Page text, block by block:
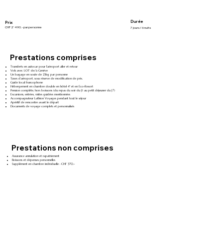
Prestations non comprises
Assurance annulation et rapatriement
Boissons et dépenses personnelles
Supplément en chambre individuelle : CHF 370.-
Prestations comprises
Transferts en autocar pour l’aéroport aller et retour
Vols avec LOT de/à Genève
Un bagage en soute de 23kg par personne
Taxes d’aéroport, sous réserve de modification de prix.
Guide local francophone
Hébergement en chambre double en hôtel 4* et en Eco-Resort
Pension complète, hors boissons (du repas du soir du J1 au petit déjeuner du J7)
Excursions, entrées, visites guidées mentionnées
Accompagnateur Lathion Voyages pendant tout le séjour
Apéritif de rencontre avant le départ
Documents de voyage complets et personnalisés
Prix
CHF 2'490.- par personne
Durée
7 jours / 6 nuits